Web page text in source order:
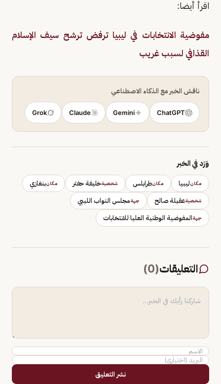
اقرأ أيضا:
مفوضية الانتخابات في ليبيا ترفض ترشح سيف الإسلام
القذافي لسبب غريب
ناقش الخبر مع الذكاء الاصطناعي
ChatGPT
Gemini
Claude
Grok
وَرَد في الخبر
مكانليبيا مكانطرابلس شخصيةخليفة حفتر مكانبنغازي
شخصيةعقيلة صالح جهةمجلس النواب الليبي
جهةالمفوضية الوطنية العليا للانتخابات
التعليقات(
0
)
نشر التعليق